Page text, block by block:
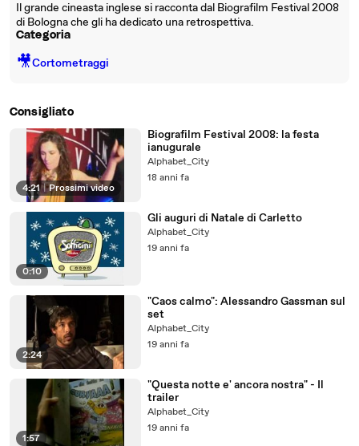
Il grande cineasta inglese si racconta dal Biografilm Festival 2008
di Bologna che gli ha dedicato una retrospettiva.
Categoria
🎥Cortometraggi
Consigliato
4:21 | Prossimi video
Biografilm Festival 2008: la festa
ianugurale
Alphabet_City
18 anni fa
0:10
Gli auguri di Natale di Carletto
Alphabet_City
19 anni fa
2:24
"Caos calmo": Alessandro Gassman sul
set
Alphabet_City
19 anni fa
1:57
"Questa notte e' ancora nostra" - Il
trailer
Alphabet_City
19 anni fa